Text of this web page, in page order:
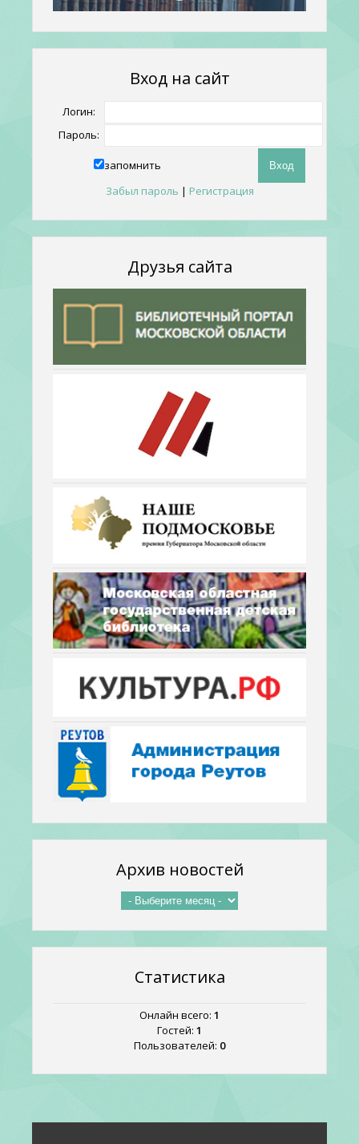
Вход на сайт
Логин:
Пароль:
запомнить
Забыл пароль | Регистрация
Друзья сайта
Архив новостей
Статистика
Онлайн всего: 1
Гостей: 1
Пользователей: 0